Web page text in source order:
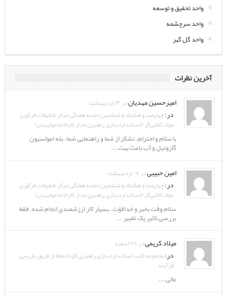
واحد تحقیق و توسعه
واحد سرچشمه
واحد گل گهر
آخرین نظرات
امیرحسین مهدیاندر ۱۴ اردیبهشت
در:چهارصد و هشتاد و ششمین جلسه هفتگی مرکز تحقیقات فرآوری
مواد کاشی‌گر (استانداردسازی راهبری مدار کارخانه مولیبدن)
با سلام و احترام. تشکر از شما و راهنمایی شما. بله امولسیون
گازوئیل و آب باعث بهت ...
امین حبیبیدر ۰۷ اردیبهشت
در:چهارصد و هشتاد و ششمین جلسه هفتگی مرکز تحقیقات فرآوری
مواد کاشی‌گر (استانداردسازی راهبری مدار کارخانه مولیبدن)
سلام وقت بخیر و خداقوّت. بسیار کار ارزشمندی انجام شده. فقط
بررسی تاثیر یک تغییر ...
میلاد کریمیدر ۲۸ اسفند
در:مجموعه کتب استانداردسازی راهبری کارخانه‌ها از طریق بازرسی
فرآیند
عالی ...